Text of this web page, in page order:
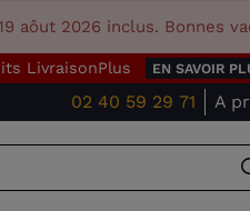
2026 inclus. Bonnes
LivraisonPlus EN SAVOIR
02 40 59 29 71 A